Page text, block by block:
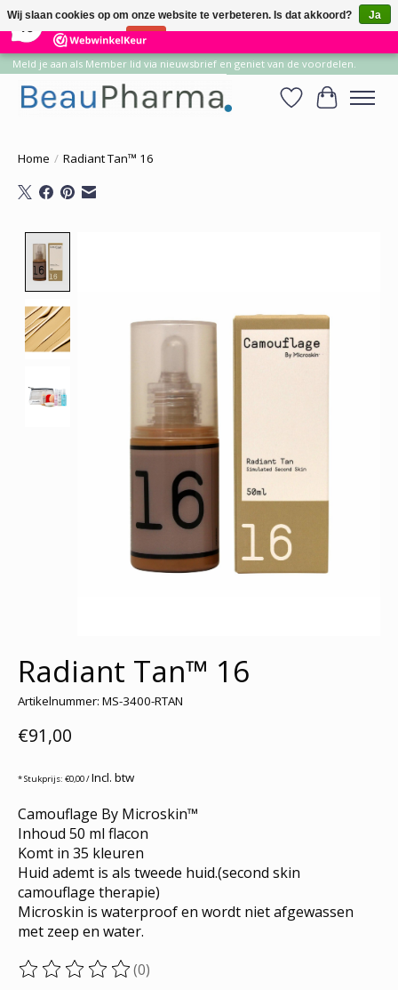
14 Reviews ×
Meld je aan als Member lid via nieuwsbrief en geniet van de voordelen.
Verlanglijst
Home / Radiant Tan™ 16
Radiant Tan™ 16
Artikelnummer: MS-3400-RTAN
€91,00
* Stukprijs: €0,00 /Incl. btw
Camouflage By Microskin™
Inhoud 50 ml flacon
Komt in 35 kleuren
Huid ademt is als tweede huid.(second skin
camouflage therapie)
Microskin is waterproof en wordt niet afgewassen
met zeep en water.
De beoordeling van dit product is
(0)
Wij slaan cookies op om onze website te verbeteren. Is dat akkoord?
Ja
Nee